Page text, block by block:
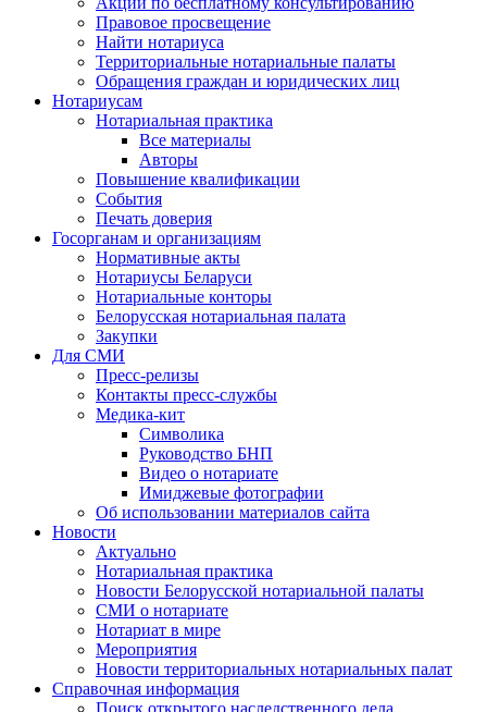
Правовое просвещение
Найти нотариуса
Территориальные нотариальные палаты
Обращения граждан и юридических лиц
Нотариусам
Нотариальная практика
Все материалы
Авторы
Повышение квалификации
События
Печать доверия
Госорганам и организациям
Нормативные акты
Нотариусы Беларуси
Нотариальные конторы
Белорусская нотариальная палата
Закупки
Для СМИ
Пресс-релизы
Контакты пресс-службы
Медика-кит
Символика
Руководство БНП
Видео о нотариате
Имиджевые фотографии
Об использовании материалов сайта
Новости
Актуально
Нотариальная практика
Новости Белорусской нотариальной палаты
СМИ о нотариате
Нотариат в мире
Мероприятия
Новости территориальных нотариальных палат
Справочная информация